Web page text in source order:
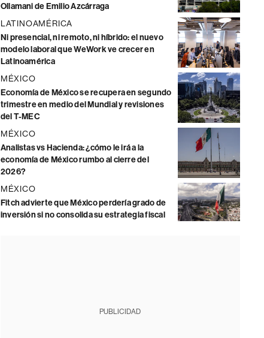
Ollamani de Emilio Azcárraga
LATINOAMÉRICA
Ni presencial, ni remoto, ni híbrido: el nuevo
modelo laboral que WeWork ve crecer en
Latinoamérica
MÉXICO
Economía de México se recupera en segundo
trimestre en medio del Mundial y revisiones
del T-MEC
MÉXICO
Analistas vs Hacienda: ¿cómo le irá a la
economía de México rumbo al cierre del
2026?
MÉXICO
Fitch advierte que México perdería grado de
inversión si no consolida su estrategia fiscal
PUBLICIDAD